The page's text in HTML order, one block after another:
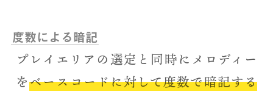
度数による暗記
プレイエリアの選定と同時にメロディー
をベースコードに対して度数で暗記する